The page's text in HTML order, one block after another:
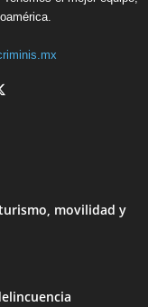
movilidad y